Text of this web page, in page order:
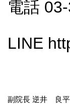
電話
LINE
副院長 逆井 良平